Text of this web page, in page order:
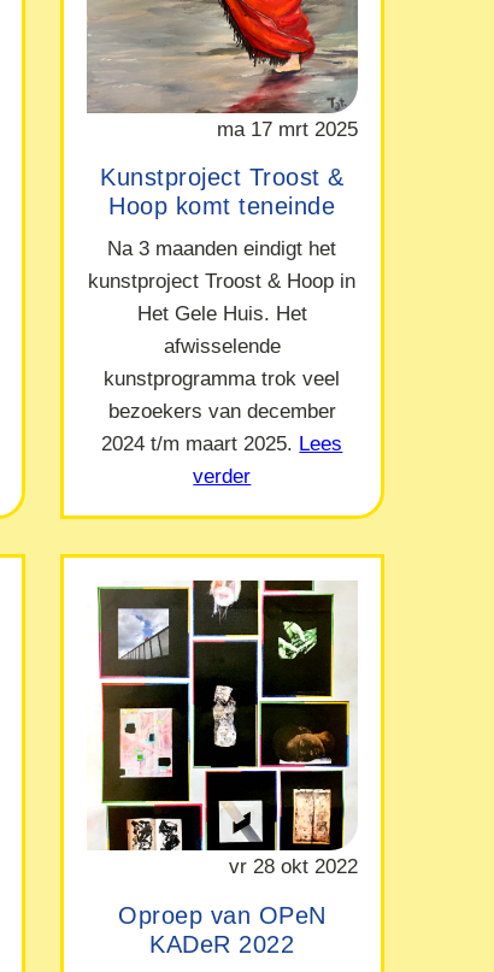
ma 17 mrt 2025
Kunstproject Troost &
Hoop komt teneinde
Na 3 maanden eindigt het
kunstproject Troost & Hoop in
Het Gele Huis. Het
afwisselende
kunstprogramma trok veel
bezoekers van december
2024 t/m maart 2025. Lees
verder
vr 28 okt 2022
Oproep van OPeN
KADeR 2022